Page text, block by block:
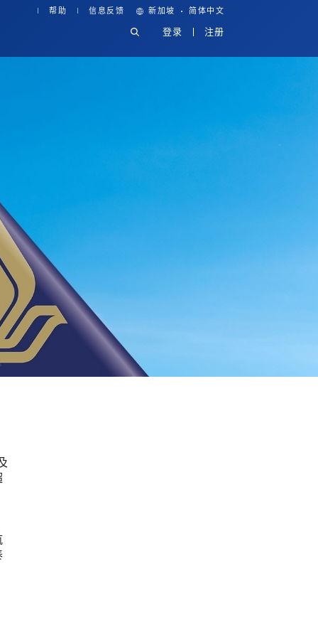
帮助 信息反馈 新加坡 · 简体中文
登录 注册